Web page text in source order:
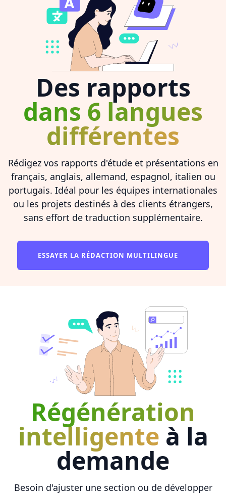
Des rapports
dans 6 langues
différentes
Rédigez vos rapports d'étude et présentations en
français, anglais, allemand, espagnol, italien ou
portugais. Idéal pour les équipes internationales
ou les projets destinés à des clients étrangers,
sans effort de traduction supplémentaire.
ESSAYER LA RÉDACTION MULTILINGUE
Régénération
intelligente à la
demande
Besoin d'ajuster une section ou de développer